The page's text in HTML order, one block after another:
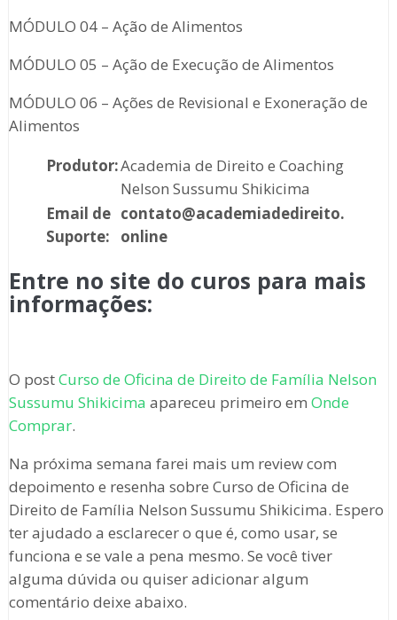
MÓDULO 04 – Ação de Alimentos
MÓDULO 05 – Ação de Execução de Alimentos
MÓDULO 06 – Ações de Revisional e Exoneração de
Alimentos
Produtor:Academia de Direito e Coaching
Nelson Sussumu Shikicima
Email de
Suporte:
contato@academiadedireito.
online
Entre no site do curos para mais
informações:
O postCurso de Oficina de Direito de Família Nelson
Sussumu Shikicima apareceu primeiro em Onde
Comprar.
Na próxima semana farei mais um review com
depoimento e resenha sobre Curso de Oficina de
Direito de Família Nelson Sussumu Shikicima. Espero
ter ajudado a esclarecer o que é, como usar, se
funciona e se vale a pena mesmo. Se você tiver
alguma dúvida ou quiser adicionar algum
comentário deixe abaixo.